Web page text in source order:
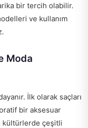
bir tercih olabilir.
ve kullanım
Moda
İlk olarak saçları
bir aksesuar
kültürlerde çeşitli